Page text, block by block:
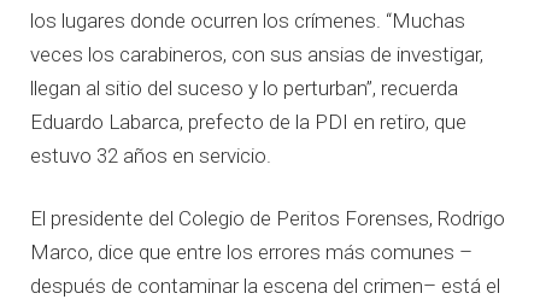
los lugares donde ocurren los crímenes. “Muchas
veces los carabineros, con sus ansias de investigar,
llegan al sitio del suceso y lo perturban”, recuerda
Eduardo Labarca, prefecto de la PDI en retiro, que
estuvo 32 años en servicio.
El presidente del Colegio de Peritos Forenses, Rodrigo
Marco, dice que entre los errores más comunes –
después de contaminar la escena del crimen– está el